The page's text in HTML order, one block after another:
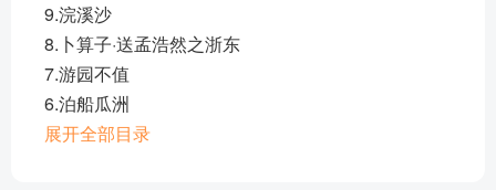
9.浣溪沙
8.卜算子·送孟浩然之浙东
7.游园不值
6.泊船瓜洲
5.江上渔者
展开全部目录